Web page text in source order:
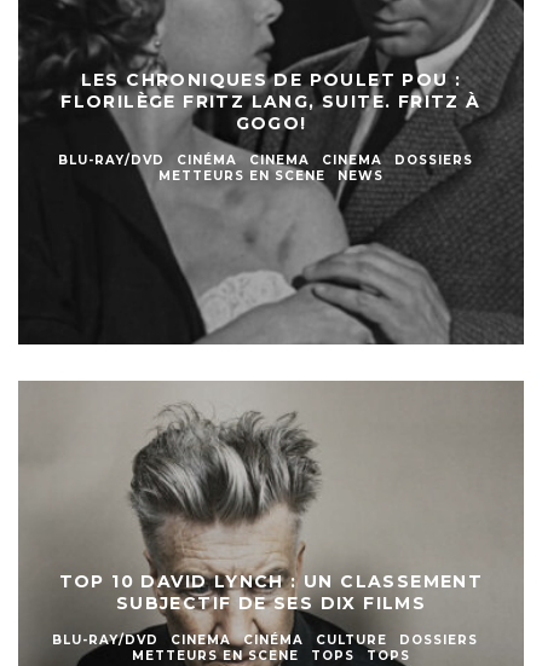
LES CHRONIQUES DE POULET POU :
FLORILÈGE FRITZ LANG, SUITE. FRITZ À
GOGO!
BLU-RAY/DVD CINÉMA CINEMA CINEMA
DOSSIERS
METTEURS EN SCENE
NEWS
TOP 10 DAVID LYNCH : UN CLASSEMENT
SUBJECTIF DE SES DIX FILMS
BLU-RAY/DVD CINEMA CINÉMA CULTURE
DOSSIERS
METTEURS EN SCENE
TOPS TOPS